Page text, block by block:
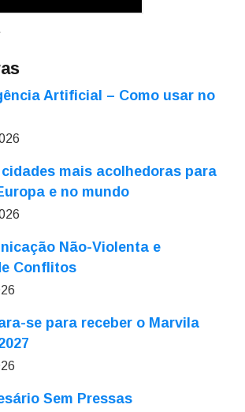
Artificial – Como usar no
mais acolhedoras para
e no mundo
Não-Violenta e
Conflitos
se para receber o Marvila
Sem Pressas